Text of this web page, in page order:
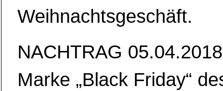
Weihnachtsgeschäft.
NACHTRAG
Marke „Black Friday“